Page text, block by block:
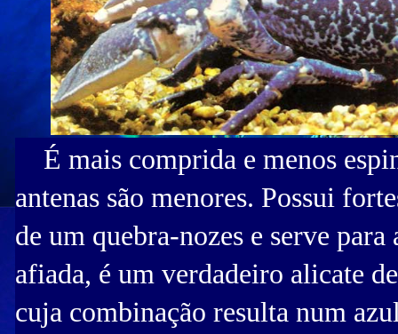
É mais comprida e menos
antenas são menores. Possui
de um quebra-nozes e serve
afiada, é um verdadeiro alicate
cuja combinação resulta num